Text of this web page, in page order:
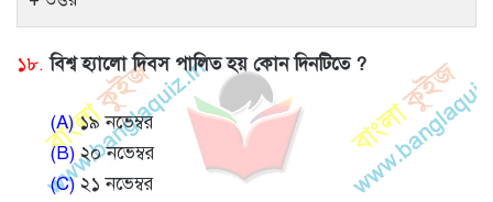
১৮. বিশ্ব হ্যালো দিবস পালিত হয় কোন দিনটিতে ?
(A)১৯ নভেম্বর
(B)২০ নভেম্বর
(C)২১ নভেম্বর